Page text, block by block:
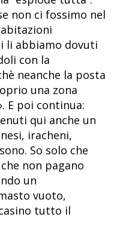
non ci fossimo nel
li abbiamo dovuti
con la
neanche la posta
una zona
E poi continua:
qui anche un
iracheni,
So solo che
non pagano
un
vuoto,
tutto il